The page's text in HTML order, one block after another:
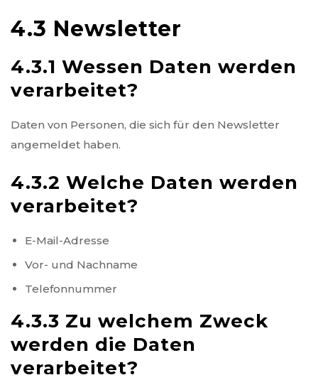
4.3 Newsletter
4.3.1 Wessen Daten werden
verarbeitet?
Daten von Personen, die sich für den Newsletter
angemeldet haben.
4.3.2 Welche Daten werden
verarbeitet?
E-Mail-Adresse
Vor- und Nachname
Telefonnummer
4.3.3 Zu welchem Zweck
werden die Daten
verarbeitet?